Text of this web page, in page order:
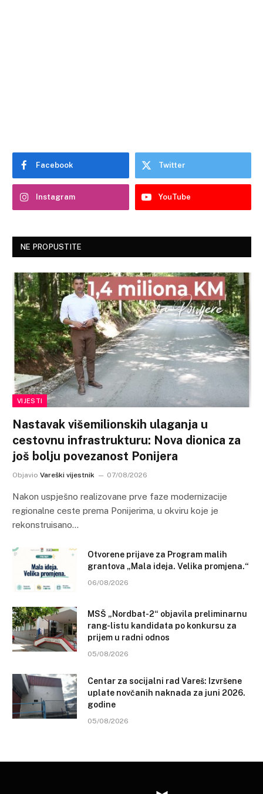
Facebook Twitter
Instagram YouTube
NE PROPUSTITE
VIJESTI
Nastavak višemilionskih ulaganja u
cestovnu infrastrukturu: Nova dionica za
još bolju povezanost Ponijera
Objavio Vareški vijestnik 07/08/2026
Nakon uspješno realizovane prve faze modernizacije
regionalne ceste prema Ponijerima, u okviru koje je
rekonstruisano…
Otvorene prijave za Program malih
grantova „Mala ideja. Velika promjena.“
06/08/2026
MSŠ „Nordbat-2“ objavila preliminarnu
rang-listu kandidata po konkursu za
prijem u radni odnos
05/08/2026
Centar za socijalni rad Vareš: Izvršene
uplate novčanih naknada za juni 2026.
godine
05/08/2026